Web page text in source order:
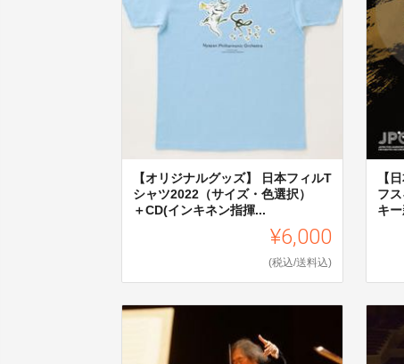
【オリジナルグッズ】 日本フィルT
シャツ2022（サイズ・色選択）
＋CD(インキネン指揮...
¥6,000
(税込/送料込)
【
フ
キ